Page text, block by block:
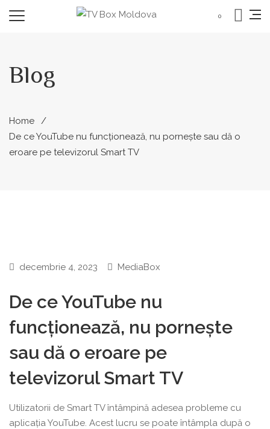
0
Blog
Home
De ce YouTube nu funcționează, nu pornește sau dă o
eroare pe televizorul Smart TV
decembrie 4, 2023 MediaBox
De ce YouTube nu
funcționează, nu pornește
sau dă o eroare pe
televizorul Smart TV
Utilizatorii de Smart TV întâmpină adesea probleme cu
aplicația YouTube. Acest lucru se poate întâmpla după o